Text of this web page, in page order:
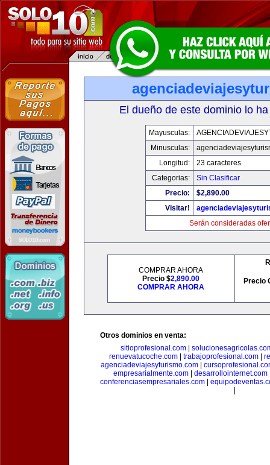
El dueño de este dominio lo
Mayusculas:
Minusculas:
Longitud:
23 caracteres
Categorias:
Sin Clasificar
Precio:
$2,890.00
Visitar!
Serán consideradas
COMPRAR AHORA
Precio $2,890.00
COMPRAR AHORA
Precio
Otros dominios en venta:
sitioprofesional.com
renuevatucoche.com
trabajoprofesional.com
agenciadeviajesyturismo.com
empresarialmente.com
desarrollointernet.com
conferenciasempresariales.com